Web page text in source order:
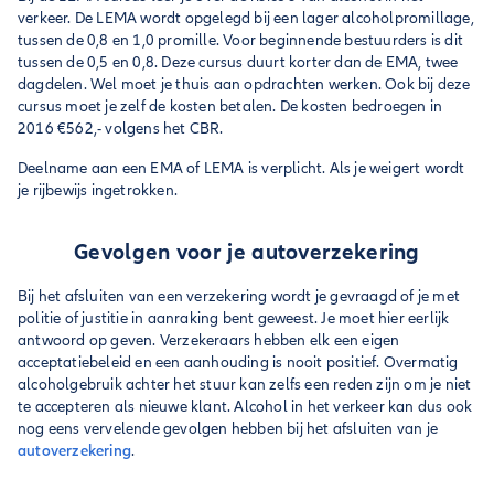
verkeer. De LEMA wordt opgelegd bij een lager alcoholpromillage,
tussen de 0,8 en 1,0 promille. Voor beginnende bestuurders is dit
tussen de 0,5 en 0,8. Deze cursus duurt korter dan de EMA, twee
dagdelen. Wel moet je thuis aan opdrachten werken. Ook bij deze
cursus moet je zelf de kosten betalen. De kosten bedroegen in
2016 €562,- volgens het CBR.
Deelname aan een EMA of LEMA is verplicht. Als je weigert wordt
je rijbewijs ingetrokken.
Gevolgen voor je autoverzekering
Bij het afsluiten van een verzekering wordt je gevraagd of je met
politie of justitie in aanraking bent geweest. Je moet hier eerlijk
antwoord op geven. Verzekeraars hebben elk een eigen
acceptatiebeleid en een aanhouding is nooit positief. Overmatig
alcoholgebruik achter het stuur kan zelfs een reden zijn om je niet
te accepteren als nieuwe klant. Alcohol in het verkeer kan dus ook
nog eens vervelende gevolgen hebben bij het afsluiten van je
autoverzekering.